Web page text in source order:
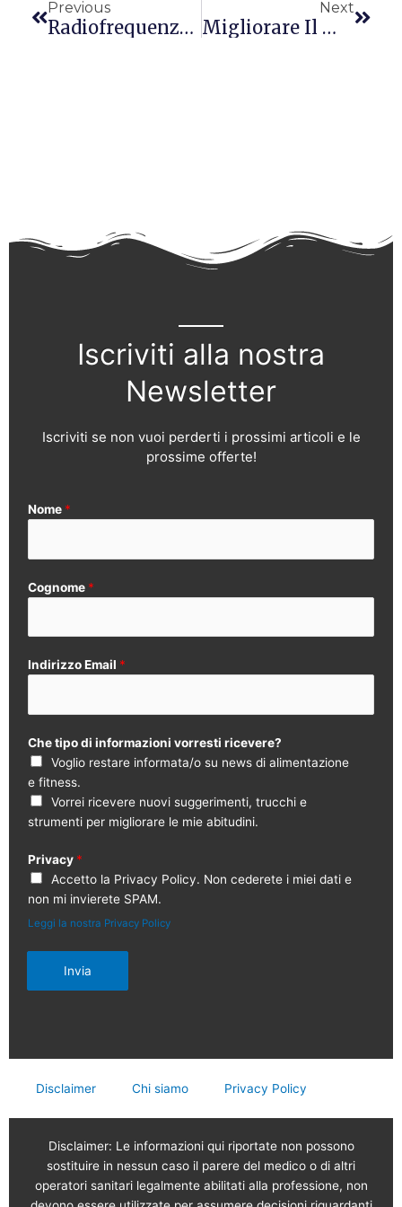
Previous
Radiofrequenza Estetica: Alcune Controindicazioni
Next
Migliorare Il Metabolismo
Iscriviti alla nostra
Newsletter
Iscriviti se non vuoi perderti i prossimi articoli e le
prossime offerte!
Nome *
Cognome *
Indirizzo Email *
Che tipo di informazioni vorresti ricevere?
Voglio restare informata/o su news di alimentazione
e fitness.
Vorrei ricevere nuovi suggerimenti, trucchi e
strumenti per migliorare le mie abitudini.
Privacy *
Accetto la Privacy Policy. Non cederete i miei dati e
non mi invierete SPAM.
Leggi la nostra Privacy Policy
Invia
Disclaimer Chi siamo Privacy Policy
Disclaimer: Le informazioni qui riportate non possono
sostituire in nessun caso il parere del medico o di altri
operatori sanitari legalmente abilitati alla professione, non